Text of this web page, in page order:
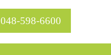
048-598-6600